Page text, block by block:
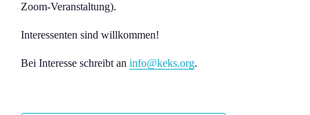
Zoom-Veranstaltung).
Interessenten sind willkommen!
Bei Interesse schreibt aninfo@keks.org.